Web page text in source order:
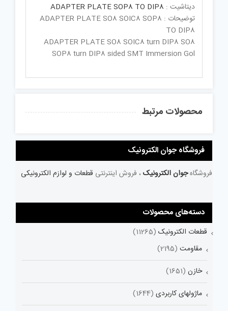
دیتاشیت : ADAPTER PLATE SOP8 TO DIP8
توضیحات : ADAPTER PLATE SO8 SOIC8 SOP8
TO DIP8
ADAPTER PLATE SO8 SOIC8 turn DIP8 SO8
SOP8 turn DIP8 sided SMT Immersion Gol
محصولات مرتبط
فروشگاه جوان الکترونیک
فروشگاهجوان الکترونیک ، فروش اینترنتی قطعات و لوازم الکترونیکی
دسته‌های محصولات
قطعات الکترونیک (11265)
مقاومت (2195)
خازن (1651)
ماژولهای کاربردی (1644)